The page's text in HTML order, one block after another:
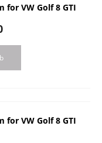
for VW Golf 8 GTI
for VW Golf 8 GTI